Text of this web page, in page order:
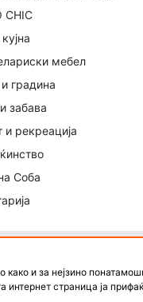
CHIC
мебел
градина
забава
и рекреација
Соба
преработуваат,
Изработено од
и за нејзино
страница ја